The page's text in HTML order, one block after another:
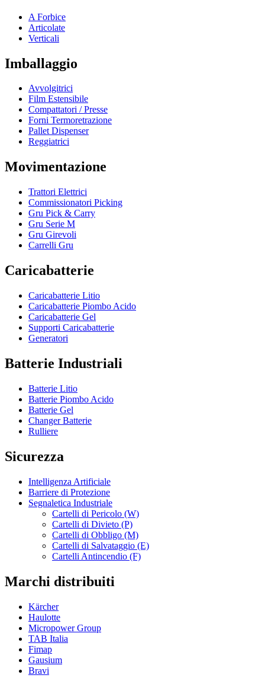
A Forbice
Articolate
Verticali
Imballaggio
Avvolgitrici
Film Estensibile
Compattatori / Presse
Forni Termoretrazione
Pallet Dispenser
Reggiatrici
Movimentazione
Trattori Elettrici
Commissionatori Picking
Gru Pick & Carry
Gru Serie M
Gru Girevoli
Carrelli Gru
Caricabatterie
Caricabatterie Litio
Caricabatterie Piombo Acido
Caricabatterie Gel
Supporti Caricabatterie
Generatori
Batterie Industriali
Batterie Litio
Batterie Piombo Acido
Batterie Gel
Changer Batterie
Rulliere
Sicurezza
Intelligenza Artificiale
Barriere di Protezione
Segnaletica Industriale
Cartelli di Pericolo (W)
Cartelli di Divieto (P)
Cartelli di Obbligo (M)
Cartelli di Salvataggio (E)
Cartelli Antincendio (F)
Marchi distribuiti
Kärcher
Haulotte
Micropower Group
TAB Italia
Fimap
Gausium
Bravi